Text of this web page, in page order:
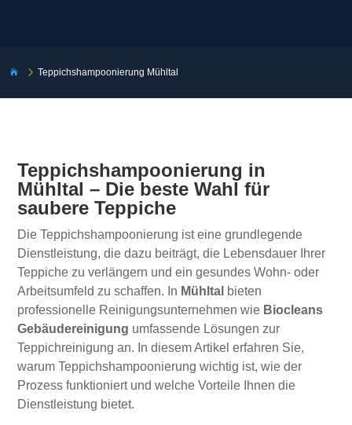
 5Teppichshampoonierung Mühltal
Teppichshampoonierung in
Mühltal – Die beste Wahl für
saubere Teppiche
Die Teppichshampoonierung ist eine grundlegende
Dienstleistung, die dazu beiträgt, die Lebensdauer Ihrer
Teppiche zu verlängern und ein gesundes Wohn- oder
Arbeitsumfeld zu schaffen. In Mühltal bieten
professionelle Reinigungsunternehmen wie Biocleans
Gebäudereinigung umfassende Lösungen zur
Teppichreinigung an. In diesem Artikel erfahren Sie,
warum Teppichshampoonierung wichtig ist, wie der
Prozess funktioniert und welche Vorteile Ihnen die
Dienstleistung bietet.